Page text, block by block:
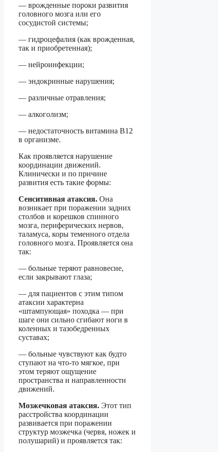
— врожденные пороки развития
головного мозга или его
сосудистой системы;
— гидроцефалия (как врожденная,
так и приобретенная);
— нейроинфекции;
— эндокринные нарушения;
— различные отравления;
— алкоголизм;
— недостаточность витамина В12
в организме.
Как проявляется нарушение
координации движений.
Клинически и по причине
развития есть такие формы:
Сенситивная атаксия. Она
возникает при поражении задних
столбов и корешков спинного
мозга, периферических нервов,
таламуса, коры теменного отдела
головного мозга. Проявляется она
так:
— больные теряют равновесие,
если закрывают глаза;
— для пациентов с этим типом
атаксии характерна
«штампующая» походка — при
шаге они сильно сгибают ноги в
коленных и тазобедренных
суставах;
— больные чувствуют как будто
ступают на что-то мягкое, при
этом теряют ощущение
пространства и направленности
движений.
Мозжечковая атаксия. Этот тип
расстройства координации
развивается при поражении
структур мозжечка (червя, ножек и
полушарий) и проявляется так: